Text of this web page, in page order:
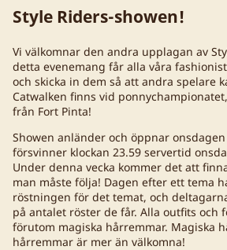
Style Riders-showen!
Vi välkomnar den andra upplagan av
detta evenemang får alla våra
och skicka in dem så att andra spelare
Catwalken finns vid
från Fort Pinta!
Showen anländer och öppnar
försvinner klockan 23.59 servertid
Under denna vecka kommer det att
man måste följa! Dagen efter ett tema
röstningen för det temat, och
på antalet röster de får. Alla outfits och
förutom magiska hårremmar. Magiska
hårremmar är mer än välkomna!